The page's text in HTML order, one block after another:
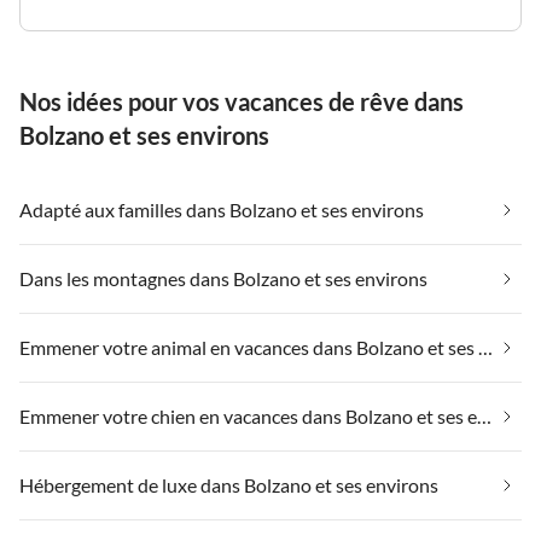
Nos idées pour vos vacances de rêve dans
Bolzano et ses environs
Adapté aux familles dans Bolzano et ses environs
Dans les montagnes dans Bolzano et ses environs
Emmener votre animal en vacances dans Bolzano et ses environs
Emmener votre chien en vacances dans Bolzano et ses environs
Hébergement de luxe dans Bolzano et ses environs